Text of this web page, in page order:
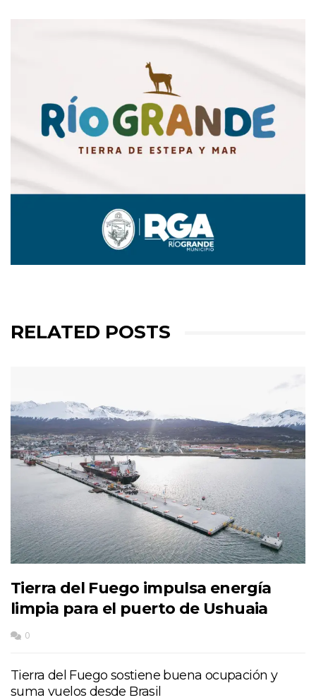
RELATED POSTS
Tierra del Fuego impulsa energía
limpia para el puerto de Ushuaia
0
Tierra del Fuego sostiene buena ocupación y
suma vuelos desde Brasil